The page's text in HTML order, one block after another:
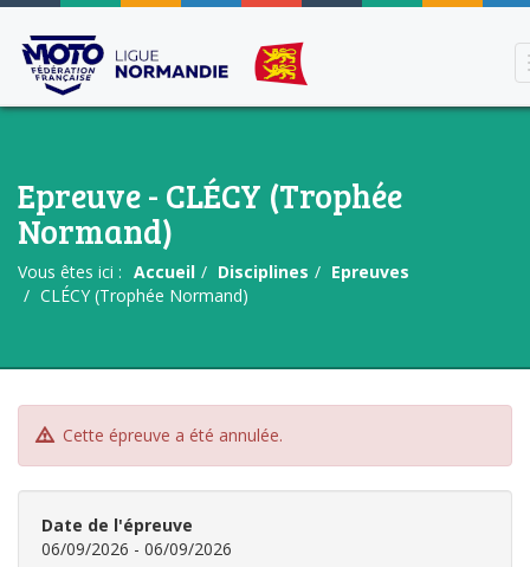
Epreuve - CLÉCY (Trophée
Normand)
Vous êtes ici : Accueil Disciplines
Epreuves
CLÉCY (Trophée Normand)
Cette épreuve a été annulée.
Date de l'épreuve
06/09/2026 - 06/09/2026